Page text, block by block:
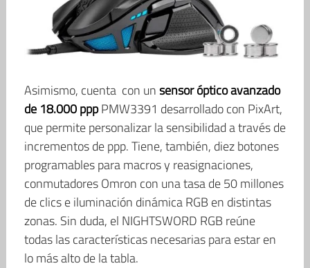
Asimismo, cuenta con unsensor óptico avanzado
de 18.000 pppPMW3391 desarrollado con PixArt,
que permite personalizar la sensibilidad a través de
incrementos de ppp. Tiene, también, diez botones
programables para macros y reasignaciones,
conmutadores Omron con una tasa de 50 millones
de clics e iluminación dinámica RGB en distintas
zonas. Sin duda, el NIGHTSWORD RGB reúne
todas las características necesarias para estar en
lo más alto de la tabla.